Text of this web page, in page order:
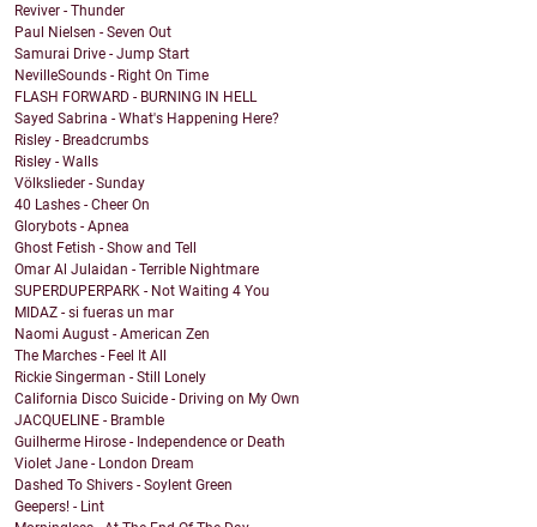
Reviver - Thunder
Paul Nielsen - Seven Out
Samurai Drive - Jump Start
NevilleSounds - Right On Time
FLASH FORWARD - BURNING IN HELL
Sayed Sabrina - What's Happening Here?
Risley - Breadcrumbs
Risley - Walls
Völkslieder - Sunday
40 Lashes - Cheer On
Glorybots - Apnea
Ghost Fetish - Show and Tell
Omar Al Julaidan - Terrible Nightmare
SUPERDUPERPARK - Not Waiting 4 You
MIDAZ - si fueras un mar
Naomi August - American Zen
The Marches - Feel It All
Rickie Singerman - Still Lonely
California Disco Suicide - Driving on My Own
JACQUELINE - Bramble
Guilherme Hirose - Independence or Death
Violet Jane - London Dream
Dashed To Shivers - Soylent Green
Geepers! - Lint